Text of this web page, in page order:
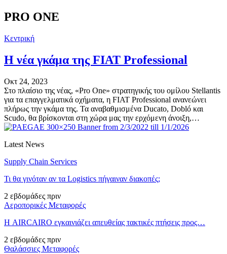
PRO ONE
Κεντρική
Η νέα γκάμα της FIAT Professional
Οκτ 24, 2023
Στο πλαίσιο της νέας, «Pro One» στρατηγικής του ομίλου Stellantis
για τα επαγγελματικά οχήματα, η FIAT Professional ανανεώνει
πλήρως την γκάμα της. Τα αναβαθμισμένα Ducato, Dobló και
Scudo, θα βρίσκονται στη χώρα μας την ερχόμενη άνοιξη,…
Latest News
Supply Chain Services
Τι θα γινόταν αν τα Logistics πήγαιναν διακοπές;
2 εβδομάδες πριν
Αεροπορικές Μεταφορές
Η AIRCAIRO εγκαινιάζει απευθείας τακτικές πτήσεις προς…
2 εβδομάδες πριν
Θαλάσσιες Μεταφορές